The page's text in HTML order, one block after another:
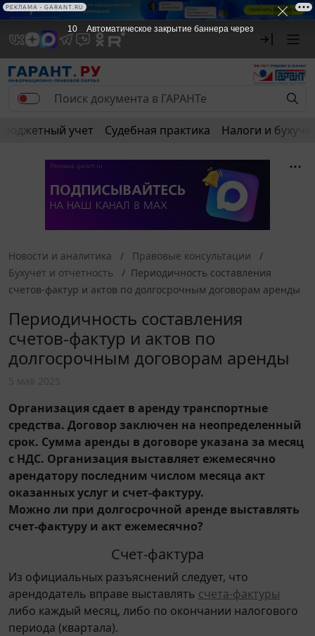
Бюджетный учет Судебная практика Налоги и
Новости и аналитика
Правовые консультации
Бухучет и отчетность
Периодичность составления
счетов-фактур и актов по долгосрочным договорам аренды
Периодичность составления
счетов-фактур и актов по
долгосрочным договорам аренды
Организация сдает в аренду транспортные
средства. Договор заключен на неопределенный
срок. Сумма аренды в договоре указана за месяц
с НДС. Организация выставляет ежемесячно
арендатору последним числом месяца акт
оказанных услуг и счет-фактуру.
Можно ли при долгосрочной аренде выставлять
счет-фактуру и акт ежемесячно?
Счет-фактура
Из официальных разъяснений следует, что
арендодатель вправе выставлять счета-фактуры
либо каждый месяц, либо по окончании налогового
периода (квартала).
9 Автоматическое закрытие баннера через
РЕКЛАМА • GARANT.RU